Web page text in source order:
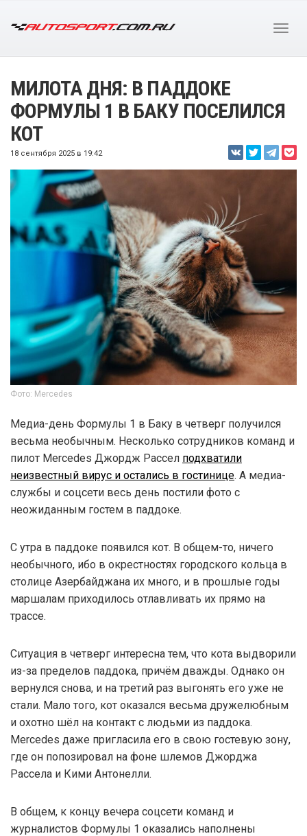
МИЛОТА ДНЯ: В ПАДДОКЕ
ФОРМУЛЫ 1 В БАКУ ПОСЕЛИЛСЯ
КОТ
18 сентября 2025 в 19:42
Фото: Mercedes
Медиа-день Формулы 1 в Баку в четверг получился
весьма необычным. Несколько сотрудников команд и
пилот Mercedes Джордж Рассел подхватили
неизвестный вирус и остались в гостинице. А медиа-
службы и соцсети весь день постили фото с
неожиданным гостем в паддоке.
С утра в паддоке появился кот. В общем-то, ничего
необычного, ибо в окрестностях городского кольца в
столице Азербайджана их много, и в прошлые годы
маршалам приходилось отлавливать их прямо на
трассе.
Ситуация в четверг интересна тем, что кота выдворили
из-за пределов паддока, причём дважды. Однако он
вернулся снова, и на третий раз выгонять его уже не
стали. Мало того, кот оказался весьма дружелюбным
и охотно шёл на контакт с людьми из паддока.
Mercedes даже пригласила его в свою гостевую зону,
где он попозировал на фоне шлемов Джорджа
Рассела и Кими Антонелли.
В общем, к концу вечера соцсети команд и
журналистов Формулы 1 оказались наполнены